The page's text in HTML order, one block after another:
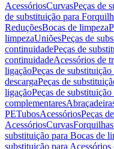
AcessóriosCurvasPeças de
de substituição para
ReduçõesBocas de limpeza
limpezaUniõesPeças de
continuidadePeças de
continuidadeAcessórios de
ligaçãoPeças de
descargaPeças de
ligaçãoPeças de
complementares
PETubosAcessóriosPeças
AcessóriosCurvasForquilhas
substituição para Bocas de
substituição para Acessórios